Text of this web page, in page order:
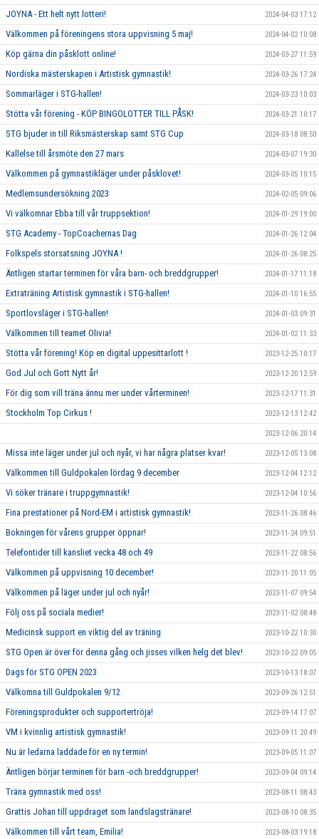
JOYNA - Ett helt nytt lotteri! 2024-04-03 17:12
Välkommen på föreningens stora uppvisning 5 maj! 2024-04-02 10:08
Köp gärna din påsklott online! 2024-03-27 11:59
Nordiska mästerskapen i Artistisk gymnastik! 2024-03-26 17:24
Sommarläger i STG-hallen! 2024-03-23 10:03
Stötta vår förening - KÖP BINGOLOTTER TILL PÅSK! 2024-03-21 10:17
STG bjuder in till Riksmästerskap samt STG Cup 2024-03-18 08:50
Kallelse till årsmöte den 27 mars 2024-03-07 19:30
Välkommen på gymnastikläger under påsklovet! 2024-03-05 10:15
Medlemsundersökning 2023 2024-02-05 09:06
Vi välkomnar Ebba till vår truppsektion! 2024-01-29 19:00
STG Academy - TopCoachernas Dag 2024-01-26 12:04
Folkspels storsatsning JOYNA ! 2024-01-26 08:25
Äntligen startar terminen för våra barn- och breddgrupper! 2024-01-17 11:18
Extraträning Artistisk gymnastik i STG-hallen! 2024-01-10 16:55
Sportlovsläger i STG-hallen! 2024-01-03 09:31
Välkommen till teamet Olivia! 2024-01-02 11:33
Stötta vår förening! Köp en digital uppesittarlott ! 2023-12-25 10:17
God Jul och Gott Nytt år! 2023-12-20 12:59
För dig som vill träna ännu mer under vårterminen! 2023-12-17 11:31
Stockholm Top Cirkus ! 2023-12-13 12:42
2023-12-06 20:14
Missa inte läger under jul och nyår, vi har några platser kvar! 2023-12-05 13:08
Välkommen till Guldpokalen lördag 9 december 2023-12-04 12:12
Vi söker tränare i truppgymnastik! 2023-12-04 10:56
Fina prestationer på Nord-EM i artistisk gymnastik! 2023-11-26 08:46
Bokningen för vårens grupper öppnar! 2023-11-24 09:51
Telefontider till kansliet vecka 48 och 49 2023-11-22 08:56
Välkommen på uppvisning 10 december! 2023-11-20 11:05
Välkommen på läger under jul och nyår! 2023-11-07 09:54
Följ oss på sociala medier! 2023-11-02 08:48
Medicinsk support en viktig del av träning 2023-10-22 10:30
STG Open är över för denna gång och jisses vilken helg det blev! 2023-10-22 09:05
Dags för STG OPEN 2023 2023-10-13 18:07
Välkomna till Guldpokalen 9/12 2023-09-26 12:51
Föreningsprodukter och supportertröja! 2023-09-14 17:07
VM i kvinnlig artistisk gymnastik! 2023-09-11 20:49
Nu är ledarna laddade för en ny termin! 2023-09-05 11:07
Äntligen börjar terminen för barn -och breddgrupper! 2023-09-04 09:14
Träna gymnastik med oss! 2023-08-11 08:43
Grattis Johan till uppdraget som landslagstränare! 2023-08-10 08:35
Välkommen till vårt team, Emilia! 2023-08-03 19:18